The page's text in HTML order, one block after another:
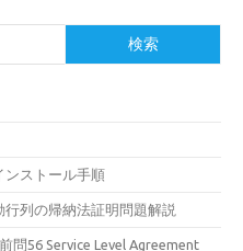
検索
ンストール手順
行列の帰納法証明問題解説
問56 Service Level Agreement